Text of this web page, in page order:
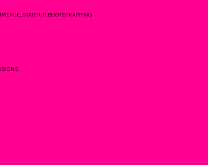
STARTUP, BOOTSTRAPPING